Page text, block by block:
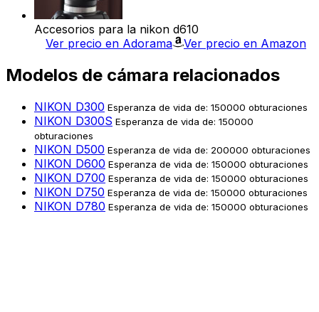
Accesorios para la nikon d610
Ver precio en Adorama
Ver precio en Amazon
Modelos de cámara relacionados
NIKON D300 Esperanza de vida de: 150000 obturaciones
NIKON D300S Esperanza de vida de: 150000
obturaciones
NIKON D500 Esperanza de vida de: 200000 obturaciones
NIKON D600 Esperanza de vida de: 150000 obturaciones
NIKON D700 Esperanza de vida de: 150000 obturaciones
NIKON D750 Esperanza de vida de: 150000 obturaciones
NIKON D780 Esperanza de vida de: 150000 obturaciones